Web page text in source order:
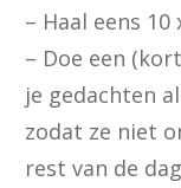
– Haal eens
– Doe een
je gedachten
zodat ze niet
rest van de